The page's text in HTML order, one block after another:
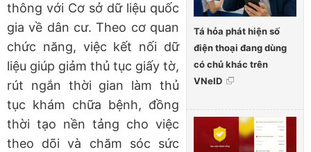
Tá hỏa phát hiện số
điện thoại đang dùng
có chủ khác trên
VNeID
thông với Cơ sở dữ liệu quốc
gia về dân cư. Theo cơ quan
chức năng, việc kết nối dữ
liệu giúp giảm thủ tục giấy tờ,
rút ngắn thời gian làm thủ
tục khám chữa bệnh, đồng
thời tạo nền tảng cho việc
theo dõi và chăm sóc sức